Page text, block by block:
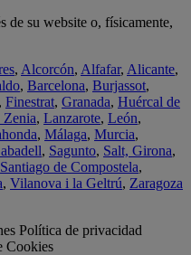
de su website o, físicamente,
, Alcorcón, Alfafar, Alicante,
, Barcelona, Burjassot,
, Finestrat, Granada, Huércal de
Zenia, Lanzarote, León,
, Málaga, Murcia,
, Sagunto, Salt, Girona,
Santiago de Compostela,
, Vilanova i la Geltrú, Zaragoza
Política de privacidad
Cookies